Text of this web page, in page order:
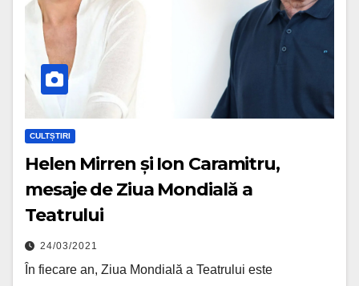
CULTȘTIRI
Helen Mirren și Ion Caramitru,
mesaje de Ziua Mondială a
Teatrului
24/03/2021
În fiecare an, Ziua Mondială a Teatrului este